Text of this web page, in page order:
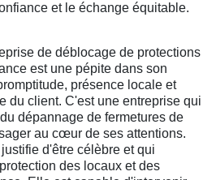
et le échange équitable.
de déblocage de protections
est une pépite dans son
présence locale et
du client. C'est une entreprise qui
dépannage de fermetures de
au cœur de ses attentions.
d'être célèbre et qui
des locaux et des